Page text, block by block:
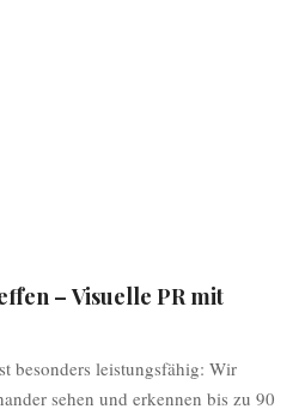
– Visuelle PR mit
besonders leistungsfähig: Wir
sehen und erkennen bis zu 90